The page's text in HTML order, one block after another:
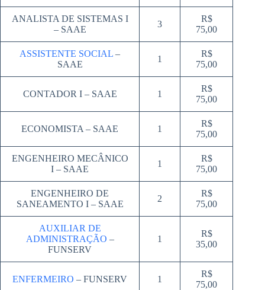
ANALISTA DE SISTEMAS I
– SAAE
3
R$
75,00
ASSISTENTE SOCIAL –
SAAE
1
R$
75,00
CONTADOR I – SAAE 1
R$
75,00
ECONOMISTA – SAAE 1
R$
75,00
ENGENHEIRO MECÂNICO
I – SAAE
1
R$
75,00
ENGENHEIRO DE
SANEAMENTO I – SAAE
2
R$
75,00
AUXILIAR DE
ADMINISTRAÇÃO –
FUNSERV
1
R$
35,00
ENFERMEIRO – FUNSERV 1
R$
75,00